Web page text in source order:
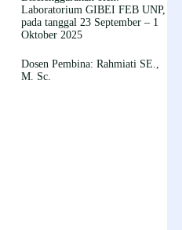
Laboratorium GIBEI FEB UNP,
pada tanggal 23 September – 1
Oktober 2025
Dosen Pembina: Rahmiati SE.,
M. Sc.